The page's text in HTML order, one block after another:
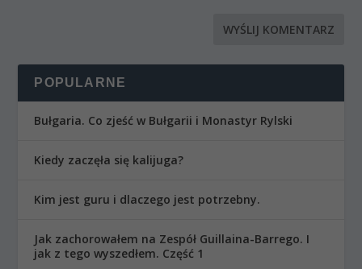
POPULARNE
Bułgaria. Co zjeść w Bułgarii i Monastyr Rylski
Kiedy zaczęła się kalijuga?
Kim jest guru i dlaczego jest potrzebny.
Jak zachorowałem na Zespół Guillaina-Barrego. I
jak z tego wyszedłem. Część 1